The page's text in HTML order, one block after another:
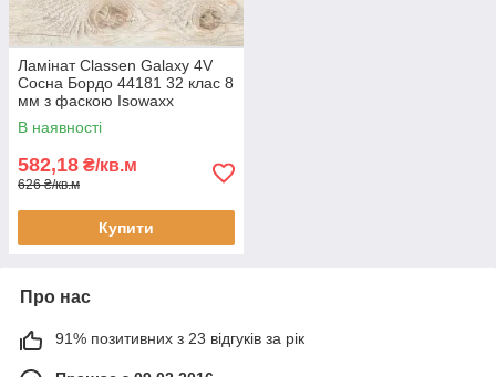
Ламінат Classen Galaxy 4V
Сосна Бордо 44181 32 клас 8
мм з фаскою Isowaxx
В наявності
582,18 ₴/кв.м
626 ₴/кв.м
Купити
Про нас
91% позитивних з 23 відгуків за рік